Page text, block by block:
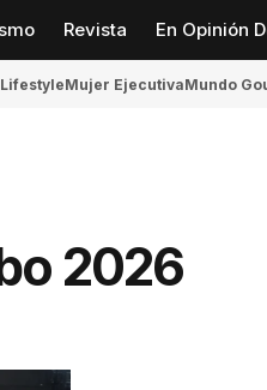
Revista En Opinión
LifestyleMujer EjecutivaMundo
2026